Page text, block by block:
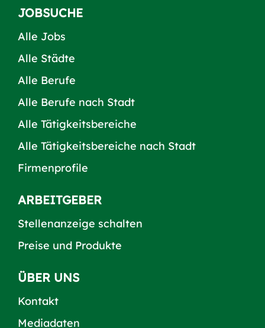
JOBSUCHE
Alle Jobs
Alle Städte
Alle Berufe
Alle Berufe nach Stadt
Alle Tätigkeitsbereiche
Alle Tätigkeitsbereiche nach Stadt
Firmenprofile
ARBEITGEBER
Stellenanzeige schalten
Preise und Produkte
ÜBER UNS
Kontakt
Mediadaten